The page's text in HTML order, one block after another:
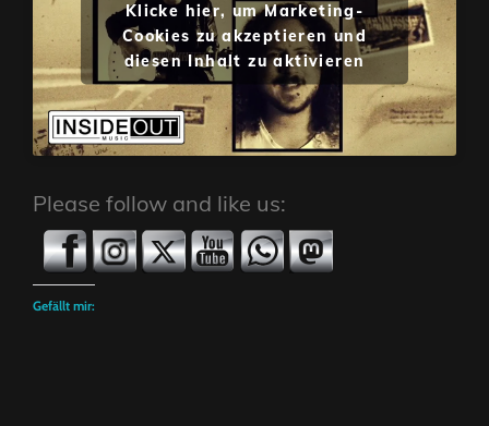
Klicke hier, um Marketing-
Cookies zu akzeptieren und
diesen Inhalt zu aktivieren
Please follow and like us:
Gefällt mir: